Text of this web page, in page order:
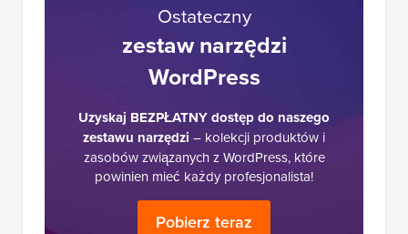
Ostateczny
zestaw narzędzi
WordPress
Uzyskaj BEZPŁATNY dostęp do naszego
zestawu narzędzi – kolekcji produktów i
zasobów związanych z WordPress, które
powinien mieć każdy profesjonalista!
Pobierz teraz